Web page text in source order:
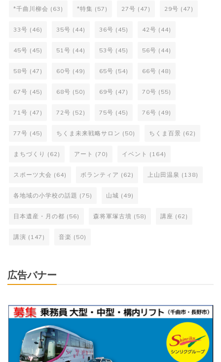
*千曲川柳会 (63) *特集 (57) 27号 (47) 29号 (47)
33号 (46) 35号 (44) 36号 (45) 42号 (44)
45号 (45) 51号 (44) 53号 (45) 56号 (44)
58号 (47) 60号 (49) 65号 (54) 66号 (48)
67号 (45) 68号 (50) 69号 (47) 70号 (55)
71号 (47) 72号 (52) 75号 (45) 76号 (49)
77号 (45) ちくま未来戦略サロン (50) ちくま百景 (62)
まちづくり (62) アート (70) イベント (164)
スポーツ大会 (64) ボランティア (62) 上山田温泉 (138)
各地域の小学校の話題 (75) 山城 (49)
日本遺産・月の都 (56) 森将軍塚古墳 (58) 講座 (62)
講演 (147) 音楽 (50)
広告バナー